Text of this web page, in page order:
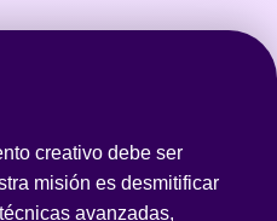
creativo debe ser
misión es desmitificar
avanzadas,